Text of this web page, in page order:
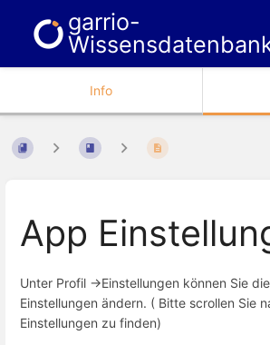
garrio-
Info
App
Unter Profil ->Einstellungen können Sie
Einstellungen ändern. ( Bitte scrollen Sie
Einstellungen zu finden)